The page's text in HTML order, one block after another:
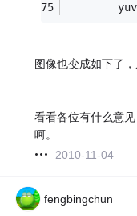
图像也变成如下了，
看看各位有什么意
呵。
2010-11-04
fengbingchun